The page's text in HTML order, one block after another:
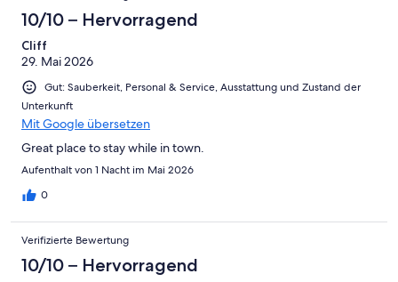
10/10 – Hervorragend
Cliff
29. Mai 2026
Gut: Sauberkeit, Personal & Service, Ausstattung und Zustand der
Unterkunft
Mit Google übersetzen
Great place to stay while in town.
Aufenthalt von 1 Nacht im Mai 2026
0
Verifizierte Bewertung
10/10 – Hervorragend